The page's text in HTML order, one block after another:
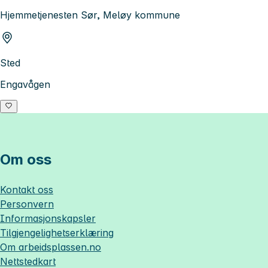
Hjemmetjenesten Sør, Meløy kommune
Sted
Engavågen
Om oss
Kontakt oss
Personvern
Informasjonskapsler
Tilgjengelighetserklæring
Om arbeidsplassen.no
Nettstedkart